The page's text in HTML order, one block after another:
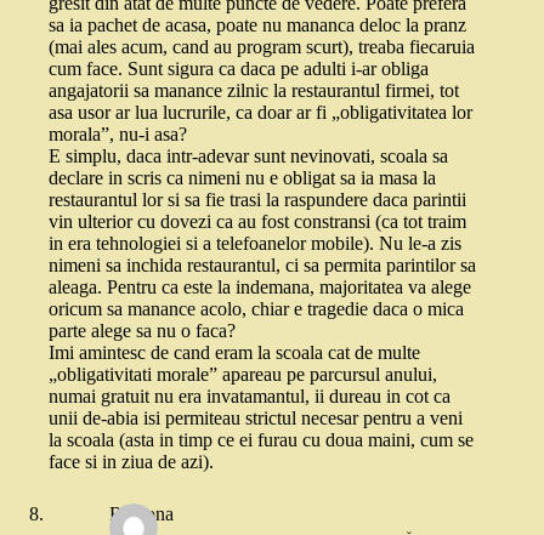
sa ia pachet de acasa, poate nu mananca deloc la pranz
(mai ales acum, cand au program scurt), treaba fiecaruia
cum face. Sunt sigura ca daca pe adulti i-ar obliga
angajatorii sa manance zilnic la restaurantul firmei, tot
asa usor ar lua lucrurile, ca doar ar fi „obligativitatea lor
morala”, nu-i asa?
E simplu, daca intr-adevar sunt nevinovati, scoala sa
declare in scris ca nimeni nu e obligat sa ia masa la
restaurantul lor si sa fie trasi la raspundere daca parintii
vin ulterior cu dovezi ca au fost constransi (ca tot traim
in era tehnologiei si a telefoanelor mobile). Nu le-a zis
nimeni sa inchida restaurantul, ci sa permita parintilor sa
aleaga. Pentru ca este la indemana, majoritatea va alege
oricum sa manance acolo, chiar e tragedie daca o mica
parte alege sa nu o faca?
Imi amintesc de cand eram la scoala cat de multe
„obligativitati morale” apareau pe parcursul anului,
numai gratuit nu era invatamantul, ii dureau in cot ca
unii de-abia isi permiteau strictul necesar pentru a veni
la scoala (asta in timp ce ei furau cu doua maini, cum se
face si in ziua de azi).
Ramona